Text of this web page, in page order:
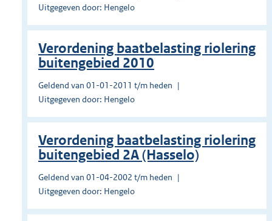
Uitgegeven door: Hengelo
Verordening baatbelasting riolering
buitengebied 2010
Geldend van 01-01-2011 t/m heden
Uitgegeven door: Hengelo
Verordening baatbelasting riolering
buitengebied 2A (Hasselo)
Geldend van 01-04-2002 t/m heden
Uitgegeven door: Hengelo